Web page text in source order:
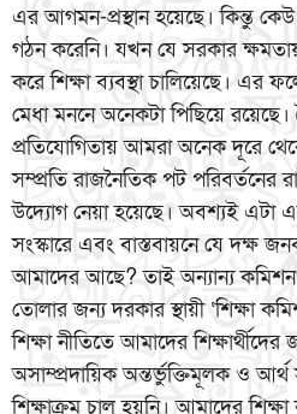
এর আগমন-প্রস্থান হয়েছে। কিন্তু কেউ
গঠন করেনি। যখন যে সরকার
করে শিক্ষা ব্যবস্থা চালিয়েছে। এর
মেধা মননে অনেকটা পিছিয়ে
প্রতিযোগিতায় আমরা অনেক দূরে
সম্প্রতি রাজনৈতিক পট পরিবর্তনের
উদ্যোগ নেয়া হয়েছে। অবশ্যই এটা
সংস্কারে এবং বাস্তবায়নে যে দক্ষ
আমাদের আছে? তাই অন্যান্য
তোলার জন্য দরকার স্থায়ী ‘শিক্ষা
শিক্ষা নীতিতে আমাদের
অসাম্প্রদায়িক অন্তর্ভুক্তিমূলক ও
শিক্ষাক্রম চালু হয়নি। আমাদের